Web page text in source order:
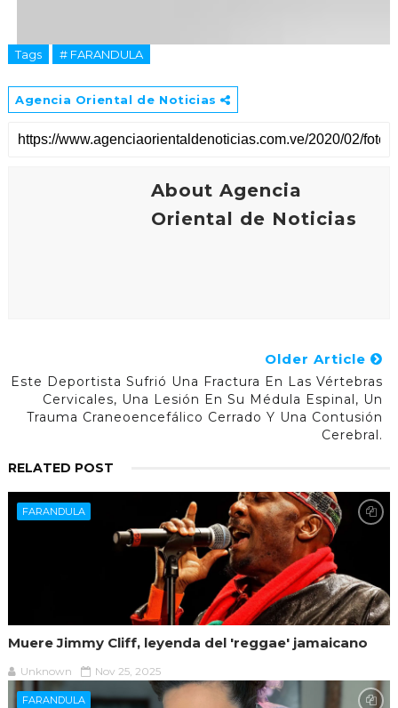
Tags # FARANDULA
Agencia Oriental de Noticias
About Agencia
Oriental de Noticias
Older Article
Este Deportista Sufrió Una Fractura En Las Vértebras
Cervicales, Una Lesión En Su Médula Espinal, Un
Trauma Craneoencefálico Cerrado Y Una Contusión
Cerebral.
RELATED POST
FARANDULA
Muere Jimmy Cliff, leyenda del 'reggae' jamaicano
Unknown Nov 25, 2025
FARANDULA